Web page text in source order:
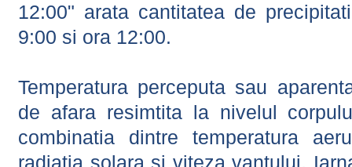
12:00" arata cantitatea de
9:00 si ora 12:00.
Temperatura perceputa sau
de afara resimtita la nivelul
combinatia dintre temperatura
radiatia solara si viteza vantului.